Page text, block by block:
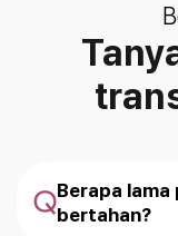
Berapa
bertahan?